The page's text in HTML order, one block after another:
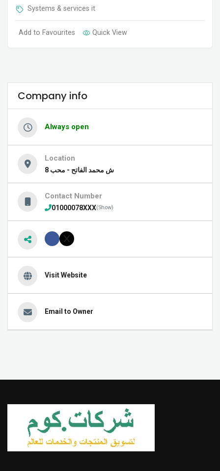
Systems & services it
Add to Favourites Quick View
Company info
Always open
Location
8 ش محمد الفاتح - محب
Contact Number
01000078XXX(Show)
Visit Website
Email to Owner